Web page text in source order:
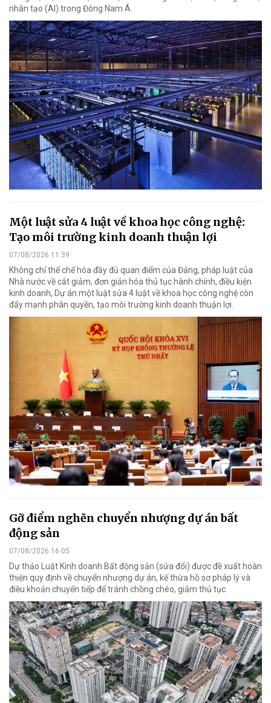
nhân tạo (AI) trong Đông Nam Á.
Một luật sửa 4 luật về khoa học công nghệ:
Tạo môi trường kinh doanh thuận lợi
07/08/2026 11:39
Không chỉ thể chế hóa đầy đủ quan điểm của Đảng, pháp luật của
Nhà nước về cắt giảm, đơn giản hóa thủ tục hành chính, điều kiện
kinh doanh, Dự án một luật sửa 4 luật về khoa học công nghệ còn
đẩy mạnh phân quyền, tạo môi trường kinh doanh thuận lợi.
Gỡ điểm nghẽn chuyển nhượng dự án bất
động sản
07/08/2026 16:05
Dự thảo Luật Kinh doanh Bất động sản (sửa đổi) được đề xuất hoàn
thiện quy định về chuyển nhượng dự án, kế thừa hồ sơ pháp lý và
điều khoản chuyển tiếp để tránh chồng chéo, giảm thủ tục.